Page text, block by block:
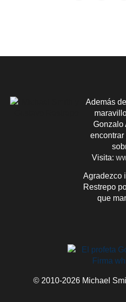
Además
Gonzalo
Visita:
Agradezco
Restrepo
que
© 2010-2026 Michael